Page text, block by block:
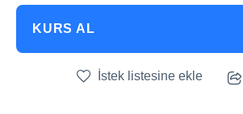
KURS AL
İstek listesine ekle